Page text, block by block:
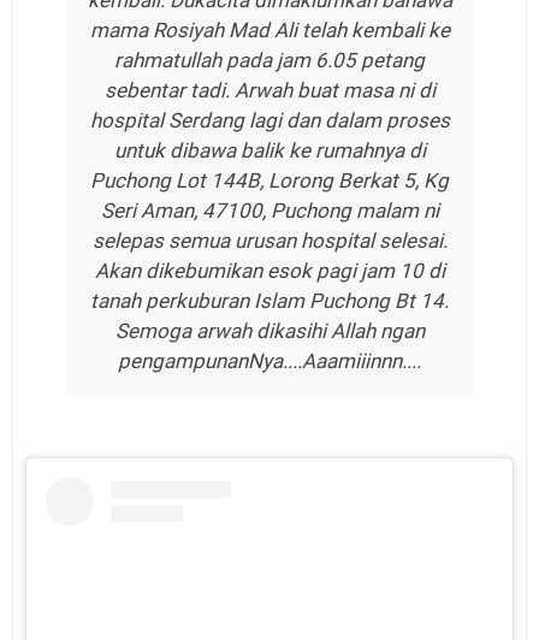
mama Rosiyah Mad Ali telah kembali ke
rahmatullah pada jam 6.05 petang
sebentar tadi. Arwah buat masa ni di
hospital Serdang lagi dan dalam proses
untuk dibawa balik ke rumahnya di
Puchong Lot 144B, Lorong Berkat 5, Kg
Seri Aman, 47100, Puchong malam ni
selepas semua urusan hospital selesai.
Akan dikebumikan esok pagi jam 10 di
tanah perkuburan Islam Puchong Bt 14.
Semoga arwah dikasihi Allah ngan
pengampunanNya....Aaamiiinnn....